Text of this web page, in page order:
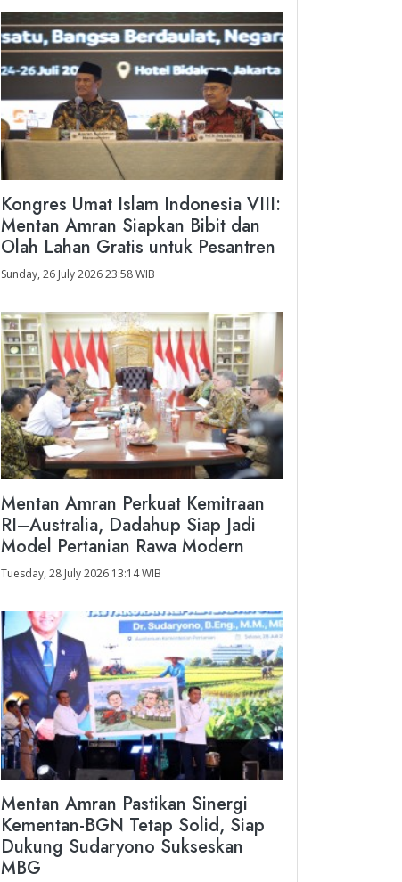
Kongres Umat Islam Indonesia VIII:
Mentan Amran Siapkan Bibit dan
Olah Lahan Gratis untuk Pesantren
Sunday, 26 July 2026 23:58 WIB
Mentan Amran Perkuat Kemitraan
RI–Australia, Dadahup Siap Jadi
Model Pertanian Rawa Modern
Tuesday, 28 July 2026 13:14 WIB
Mentan Amran Pastikan Sinergi
Kementan-BGN Tetap Solid, Siap
Dukung Sudaryono Sukseskan
MBG